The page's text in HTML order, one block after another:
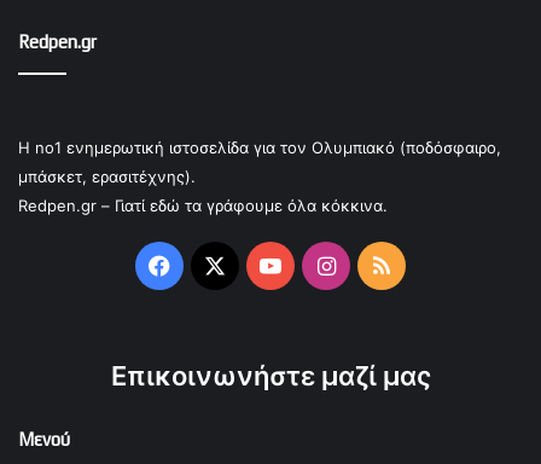
Redpen.gr
Η no1 ενημερωτική ιστοσελίδα για τον Ολυμπιακό (ποδόσφαιρο,
μπάσκετ, ερασιτέχνης).
Redpen.gr – Γιατί εδώ τα γράφουμε όλα κόκκινα.
Facebook
X YouTubeInstagram
RSS
Επικοινωνήστε μαζί μας
Μενού